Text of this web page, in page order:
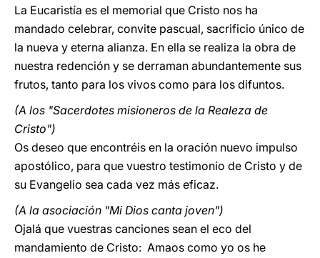
La Eucaristía es el memorial que Cristo nos ha
mandado celebrar, convite pascual, sacrificio único de
la nueva y eterna alianza. En ella se realiza la obra de
nuestra redención y se derraman abundantemente sus
frutos, tanto para los vivos como para los difuntos.
(A los "Sacerdotes misioneros de la Realeza de
Cristo")
Os deseo que encontréis en la oración nuevo impulso
apostólico, para que vuestro testimonio de Cristo y de
su Evangelio sea cada vez más eficaz.
(A la asociación "Mi Dios canta joven")
Ojalá que vuestras canciones sean el eco del
mandamiento de Cristo: Amaos como yo os he